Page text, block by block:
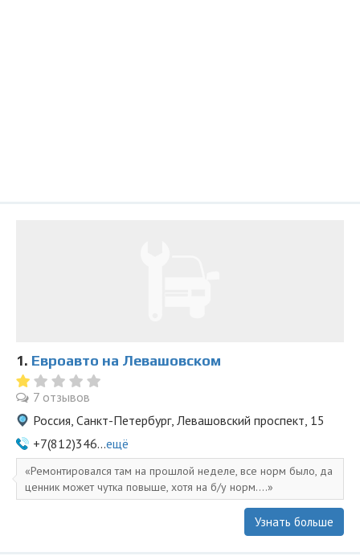
1. Евроавто на Левашовском
7 отзывов
Россия, Санкт-Петербург, Левашовский проспект, 15
+7(812)346...ещё
Ремонтировался там на прошлой неделе, все норм было, да
ценник может чутка повыше, хотя на б/у норм....
Узнать больше